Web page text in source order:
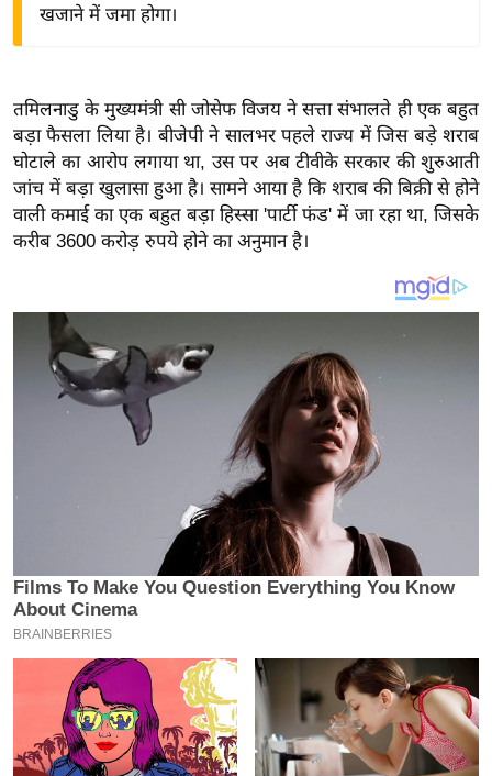
त
वि
शे
ष
ज्ञ
रा
ब
P
L
2
क्रा
खजाने में जमा होगा।
तमिलनाडु के मुख्यमंत्री सी जोसेफ विजय ने सत्ता संभालते ही एक बहुत
बड़ा फैसला लिया है। बीजेपी ने सालभर पहले राज्य में जिस बड़े शराब
घोटाले का आरोप लगाया था, उस पर अब टीवीके सरकार की शुरुआती
जांच में बड़ा खुलासा हुआ है। सामने आया है कि शराब की बिक्री से होने
वाली कमाई का एक बहुत बड़ा हिस्सा 'पार्टी फंड' में जा रहा था, जिसके
करीब 3600 करोड़ रुपये होने का अनुमान है।